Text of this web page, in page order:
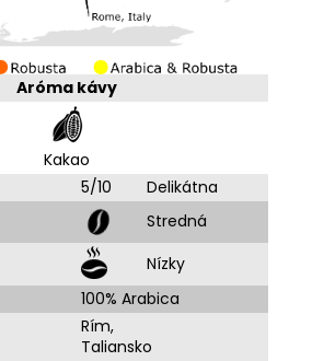
Aróma kávy
Kakao
5/10
Delikátna
Stredná
Nízky
100% Arabica
Rím,
Taliansko